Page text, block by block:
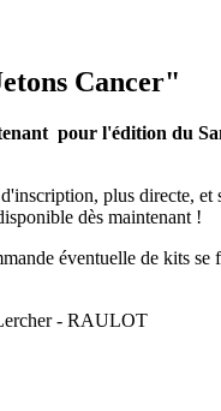
Cancer"
pour l'édition du
plus directe, et
dès maintenant !
éventuelle de kits se
- RAULOT